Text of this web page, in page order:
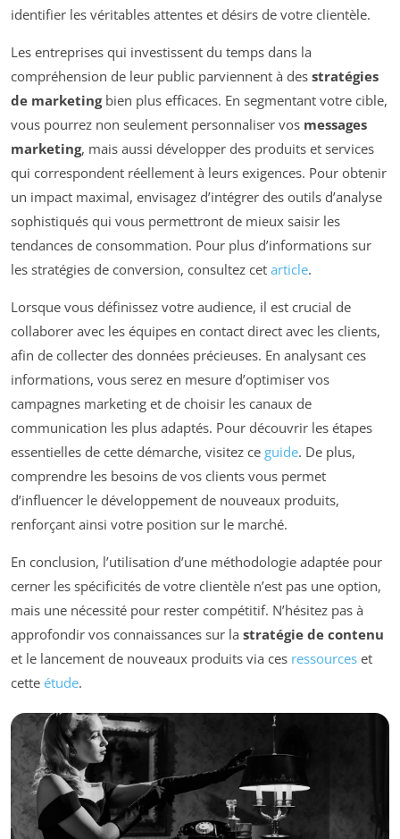
identifier les véritables attentes et désirs de votre clientèle.
Les entreprises qui investissent du temps dans la
compréhension de leur public parviennent à des stratégies
de marketingbien plus efficaces. En segmentant votre cible,
vous pourrez non seulement personnaliser vos messages
marketing, mais aussi développer des produits et services
qui correspondent réellement à leurs exigences. Pour obtenir
un impact maximal, envisagez d’intégrer des outils d’analyse
sophistiqués qui vous permettront de mieux saisir les
tendances de consommation. Pour plus d’informations sur
les stratégies de conversion, consultez cet article.
Lorsque vous définissez votre audience, il est crucial de
collaborer avec les équipes en contact direct avec les clients,
afin de collecter des données précieuses. En analysant ces
informations, vous serez en mesure d’optimiser vos
campagnes marketing et de choisir les canaux de
communication les plus adaptés. Pour découvrir les étapes
essentielles de cette démarche, visitez ce guide. De plus,
comprendre les besoins de vos clients vous permet
d’influencer le développement de nouveaux produits,
renforçant ainsi votre position sur le marché.
En conclusion, l’utilisation d’une méthodologie adaptée pour
cerner les spécificités de votre clientèle n’est pas une option,
mais une nécessité pour rester compétitif. N’hésitez pas à
approfondir vos connaissances sur la stratégie de contenu
et le lancement de nouveaux produits via ces ressources et
cette étude.